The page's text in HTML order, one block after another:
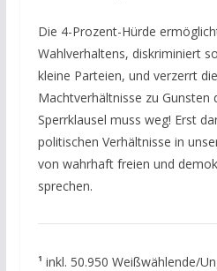
Die 4-Prozent-Hürde
Wahlverhaltens, diskriminiert
kleine Parteien, und verzerrt
Machtverhältnisse zu Gunsten
Sperrklausel muss weg! Erst
politischen Verhältnisse in
von wahrhaft freien und
sprechen.
¹ inkl. 50.950 Weißwählende/